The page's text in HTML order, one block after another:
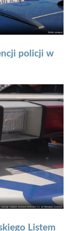
policji w
Listem